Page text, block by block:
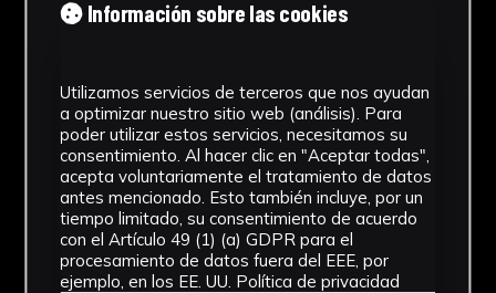
1970 - 1980
Figuración contemporánea
Técnica
Fotografía Analógica
Ver más
Información sobre las cookies
Utilizamos servicios de terceros que nos ayudan
a optimizar nuestro sitio web (análisis). Para
poder utilizar estos servicios, necesitamos su
consentimiento. Al hacer clic en "Aceptar todas",
acepta voluntariamente el tratamiento de datos
antes mencionado. Esto también incluye, por un
tiempo limitado, su consentimiento de acuerdo
con el Artículo 49 (1) (a) GDPR para el
procesamiento de datos fuera del EEE, por
ejemplo, en los EE. UU. Política de privacidad